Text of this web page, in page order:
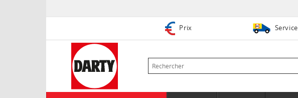
Prix Service